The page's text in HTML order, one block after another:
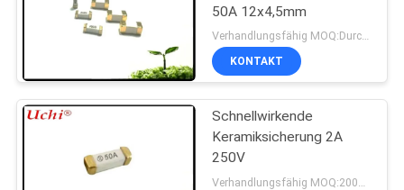
50A 12x4,5mm
Verhandlungsfähig MOQ:Durchkontaktierung
KONTAKT
Schnellwirkende
Keramiksicherung 2A
250V
Verhandlungsfähig MOQ:2000 Stück